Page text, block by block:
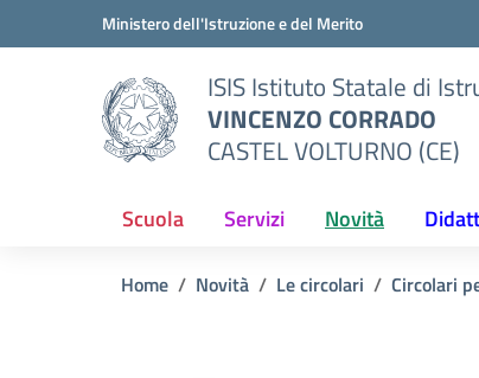
Vai ai contenuti
Vai al menu di navigazioneMinistero dell'Istruzione e del Merito
ISIS Istituto Statale di
VINCENZO CORRADO
CASTEL VOLTURNO (CE)
Scuola Servizi Novità
Home Novità Le circolari Circolari